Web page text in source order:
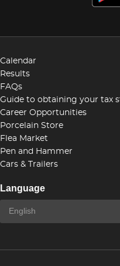
Calendar
Results
FAQs
Guide to obtaining your tax
Career Opportunities
Porcelain Store
Flea Market
Pen and Hammer
Cars & Trailers
Language